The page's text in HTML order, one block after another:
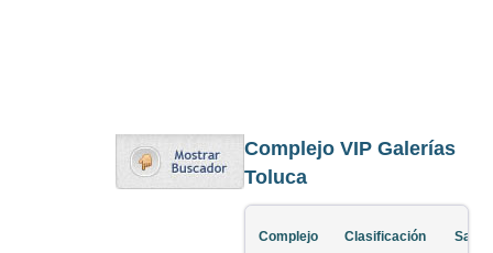
Complejo VIP Galerías
Toluca
Complejo Clasificación Salas